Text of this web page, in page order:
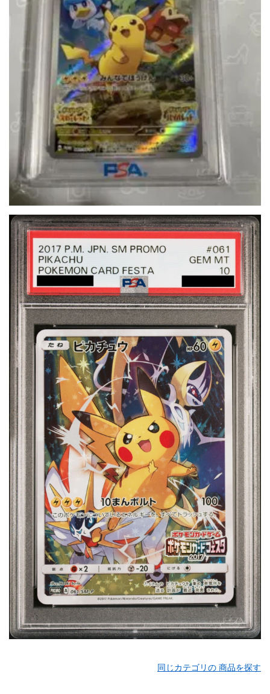
同じカテゴリの 商品を探す